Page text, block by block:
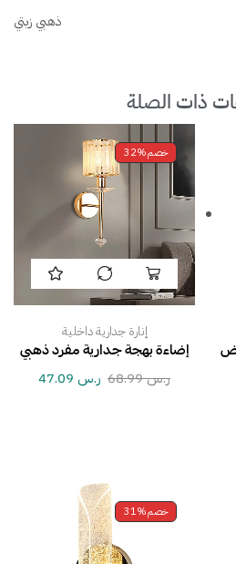
ذهبي زيتي
ذات الصلة
خصم32%
إنارة جدارية داخلية
إضاءة بهجة جدارية مفرد ذهبي
ر.س68.99 ر.س
خصم31%